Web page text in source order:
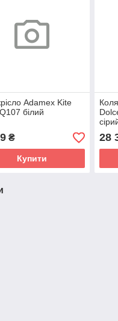
Adamex Kite
білий
₴
Купити
28